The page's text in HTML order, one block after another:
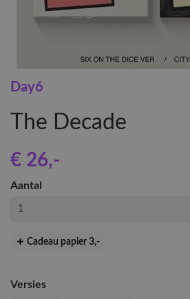
Day6
The Decade
€ 26,-
Aantal
Cadeau papier 3,-
Versies